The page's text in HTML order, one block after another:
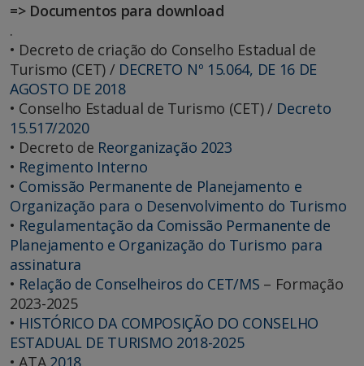
=> Documentos para download
.
• Decreto de criação do Conselho Estadual de
Turismo (CET) / DECRETO Nº 15.064, DE 16 DE
AGOSTO DE 2018
• Conselho Estadual de Turismo (CET) / Decreto
15.517/2020
• Decreto de Reorganização 2023
• Regimento Interno
• Comissão Permanente de Planejamento e
Organização para o Desenvolvimento do Turismo
• Regulamentação da Comissão Permanente de
Planejamento e Organização do Turismo para
assinatura
• Relação de Conselheiros do CET/MS – Formação
2023-2025
• HISTÓRICO DA COMPOSIÇÃO DO CONSELHO
ESTADUAL DE TURISMO 2018-2025
• ATA 2018